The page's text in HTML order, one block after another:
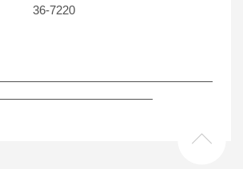
36-7220